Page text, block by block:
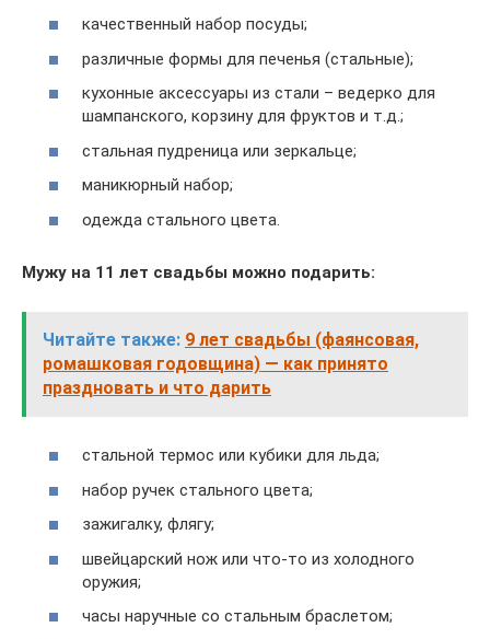
качественный набор посуды;
различные формы для печенья (стальные);
кухонные аксессуары из стали – ведерко для
шампанского, корзину для фруктов и т.д.;
стальная пудреница или зеркальце;
маникюрный набор;
одежда стального цвета.
Мужу на 11 лет свадьбы можно подарить:
Читайте также: 9 лет свадьбы (фаянсовая,
ромашковая годовщина) — как принято
праздновать и что дарить
стальной термос или кубики для льда;
набор ручек стального цвета;
зажигалку, флягу;
швейцарский нож или что-то из холодного
оружия;
часы наручные со стальным браслетом;